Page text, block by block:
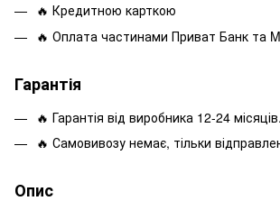
🔥 Кредитною карткою
🔥 Оплата частинами Приват Банк та
Гарантія
🔥 Гарантія від виробника 12-24 місяців.
🔥 Самовивозу немає, тільки
Опис